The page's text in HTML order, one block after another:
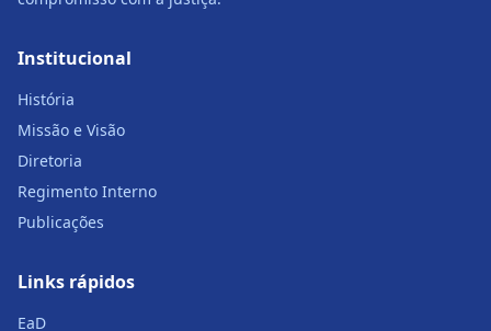
Institucional
História
Missão e Visão
Diretoria
Regimento Interno
Publicações
Links rápidos
EaD